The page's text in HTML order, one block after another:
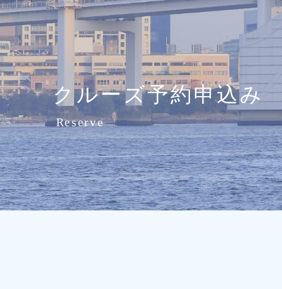
クルーズ予約申込み
Reserve